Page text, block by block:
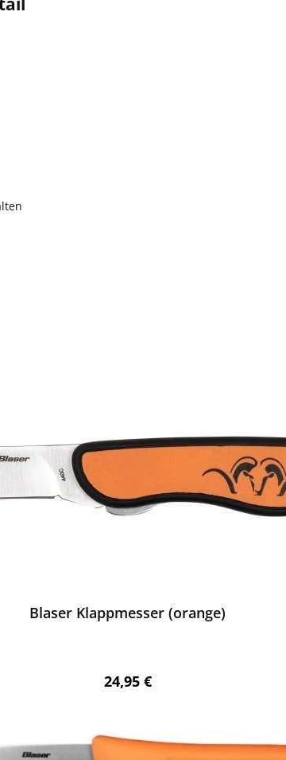
Blaser Klappmesser (orange)
Regulärer Preis:
24,95 €